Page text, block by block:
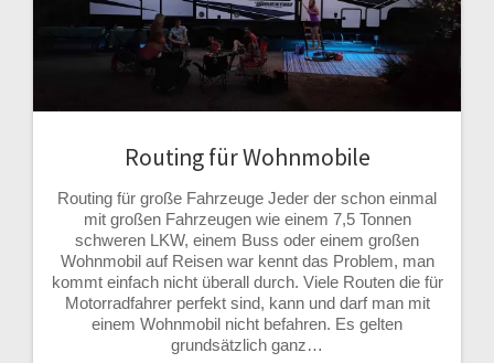
Routing für Wohnmobile
Routing für große Fahrzeuge Jeder der schon einmal
mit großen Fahrzeugen wie einem 7,5 Tonnen
schweren LKW, einem Buss oder einem großen
Wohnmobil auf Reisen war kennt das Problem, man
kommt einfach nicht überall durch. Viele Routen die für
Motorradfahrer perfekt sind, kann und darf man mit
einem Wohnmobil nicht befahren. Es gelten
grundsätzlich ganz…